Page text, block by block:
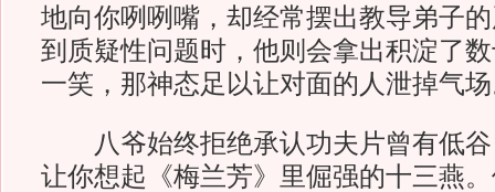
地向你咧咧嘴，却经常摆出教导弟子
到质疑性问题时，他则会拿出积淀了
一笑，那神态足以让对面的人泄掉气
八爷始终拒绝承认功夫片曾有低谷
让你想起《梅兰芳》里倔强的十三燕